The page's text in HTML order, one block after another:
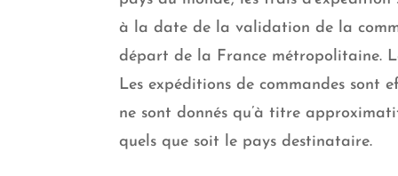
à la date de la validation de la
départ de la France métropolitaine.
Les expéditions de commandes sont
ne sont donnés qu’à titre
quels que soit le pays destinataire.